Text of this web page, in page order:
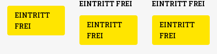
EINTRITT
FREI
EINTRITT FREI
EINTRITT
FREI
EINTRITT FREI
EINTRITT
FREI